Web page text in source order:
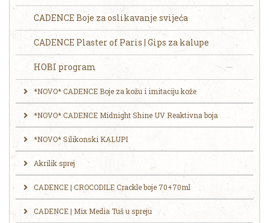
CADENCE Boje za oslikavanje svijeća
CADENCE Plaster of Paris | Gips za kalupe
HOBI program
*NOVO* CADENCE Boje za kožu i imitaciju kože
*NOVO* CADENCE Midnight Shine UV Reaktivna boja
*NOVO* Silikonski KALUPI
Akrilik sprej
CADENCE | CROCODILE Crackle boje 70+70ml
CADENCE | Mix Media Tuš u spreju